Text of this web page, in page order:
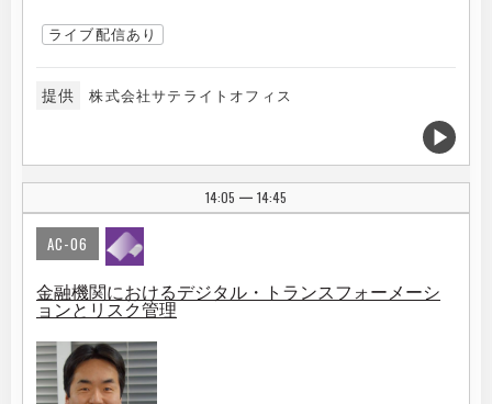
ライブ配信あり
提供 株式会社サテライトオフィス
14:05 | 14:45
AC-06
金融機関におけるデジタル・トランスフォーメーシ
ョンとリスク管理